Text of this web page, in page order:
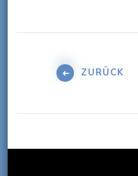
ZURÜCK